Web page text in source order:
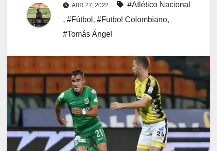
ABR 27, 2022
#Atlético Nacional
, #Fútbol , #Futbol Colombiano,
#Tomás Ángel